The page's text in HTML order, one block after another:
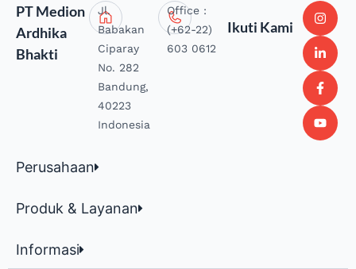
PT Medion
Ardhika
Bhakti
Jl.
Babakan
Ciparay
No. 282
Bandung,
40223
Indonesia
Office :
(+62-22)
603 0612
Ikuti Kami
Perusahaan
Produk & Layanan
Informasi